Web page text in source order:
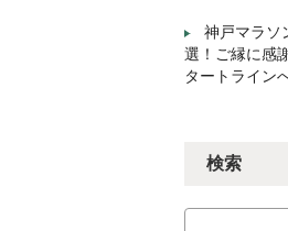
神戸マラソ
選！ご縁に感
タートライン
検索
検索